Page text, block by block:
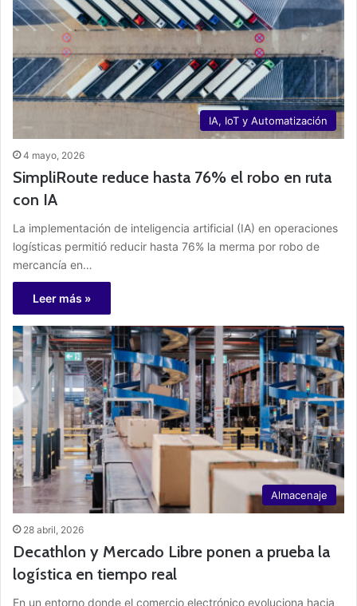
IA, IoT y Automatización
4 mayo, 2026
SimpliRoute reduce hasta 76% el robo en ruta
con IA
La implementación de inteligencia artificial (IA) en operaciones
logísticas permitió reducir hasta 76% la merma por robo de
mercancía en…
Leer más »
Almacenaje
28 abril, 2026
Decathlon y Mercado Libre ponen a prueba la
logística en tiempo real
En un entorno donde el comercio electrónico evoluciona hacia